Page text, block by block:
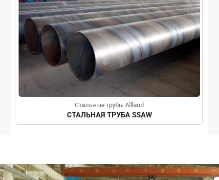
Стальные трубы Allland
СТАЛЬНАЯ ТРУБА SSAW